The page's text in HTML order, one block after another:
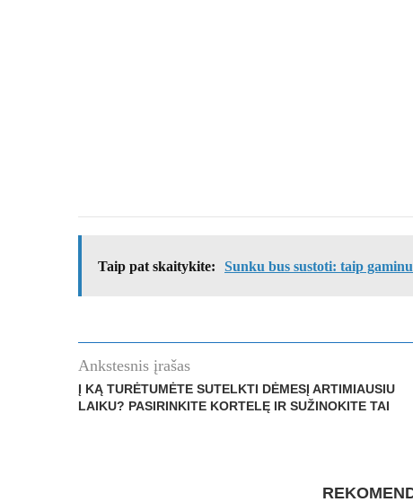
Taip pat skaitykite: Sunku bus sustoti: taip
Ankstesnis įrašas
Į KĄ TURĖTUMĖTE SUTELKTI DĖMESĮ ARTIMIAUSIU
LAIKU? PASIRINKITE KORTELĘ IR SUŽINOKITE TAI